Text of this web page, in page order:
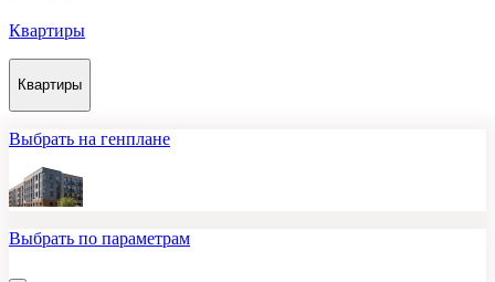
Квартиры
Квартиры
Выбрать на генплане
Выбрать по параметрам